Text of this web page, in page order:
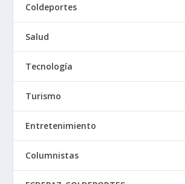
Coldeportes
Salud
Tecnología
Turismo
Entretenimiento
Columnistas